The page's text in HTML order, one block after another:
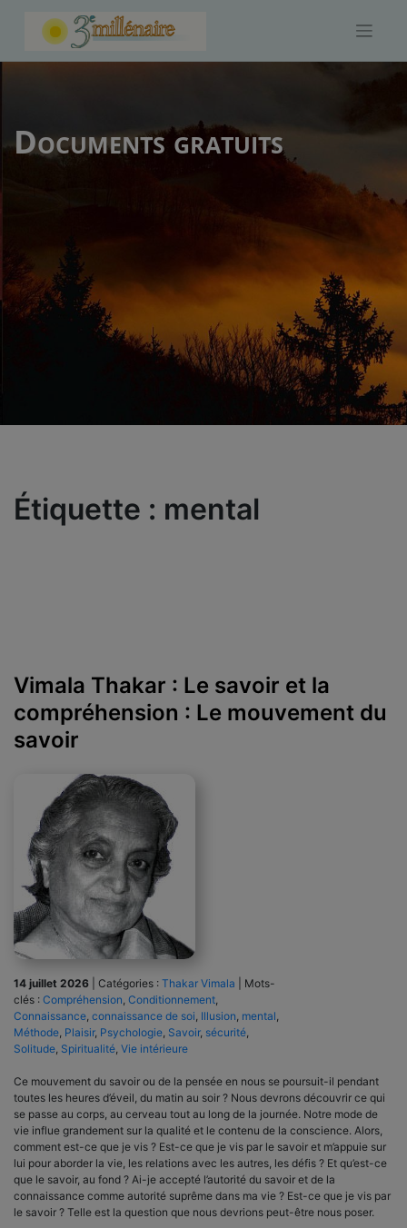
Documents gratuits
Étiquette : mental
Vimala Thakar : Le savoir et la
compréhension : Le mouvement du
savoir
14 juillet 2026 Catégories : Thakar Vimala
Mots-
clés : Compréhension Conditionnement
Connaissance connaissance de soi Illusion mental
Méthode Plaisir, Psychologie Savoir, sécurité
Solitude Spiritualité Vie intérieure
Ce mouvement du savoir ou de la pensée en nous se poursuit-il pendant
toutes les heures d’éveil, du matin au soir ? Nous devrons découvrir ce qui
se passe au corps, au cerveau tout au long de la journée. Notre mode de
vie influe grandement sur la qualité et le contenu de la conscience. Alors,
comment est-ce que je vis ? Est-ce que je vis par le savoir et m’appuie sur
lui pour aborder la vie, les relations avec les autres, les défis ? Et qu’est-ce
que le savoir, au fond ? Ai-je accepté l’autorité du savoir et de la
connaissance comme autorité suprême dans ma vie ? Est-ce que je vis par
le savoir ? Telle est la question que nous devrions peut-être nous poser.